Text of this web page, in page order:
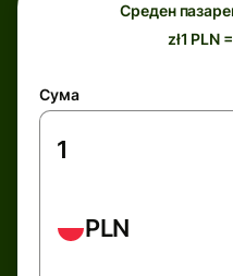
Среден
zł1 PLN
Сума
PLN